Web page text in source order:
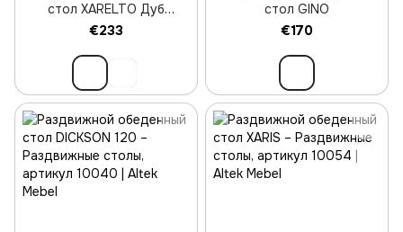
стол XARELTO Дуб
Ланселот /белый
€233
стол GINO
€170